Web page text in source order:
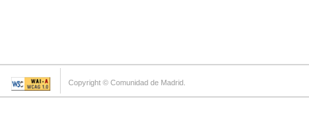
Copyright © Comunidad de Madrid.